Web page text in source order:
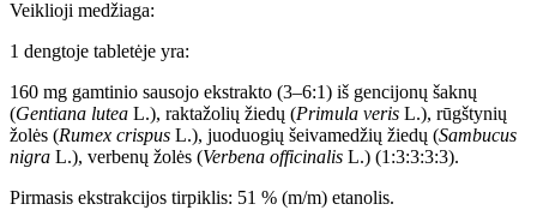
Veiklioji medžiaga:
1 dengtoje tabletėje yra:
160 mg gamtinio sausojo ekstrakto (3–6:1) iš gencijonų šaknų
(Gentiana lutea L.), raktažolių žiedų (Primula veris L.), rūgštynių
žolės (Rumex crispus L.), juoduogių šeivamedžių žiedų (Sambucus
nigra L.), verbenų žolės (Verbena officinalis L.) (1:3:3:3:3).
Pirmasis ekstrakcijos tirpiklis: 51 % (m/m) etanolis.